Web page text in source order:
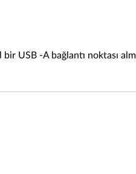
-A bağlantı noktası